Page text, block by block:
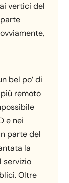
vertici del
bel po’ di
remoto
e nei
parte del
la
servizio
Oltre